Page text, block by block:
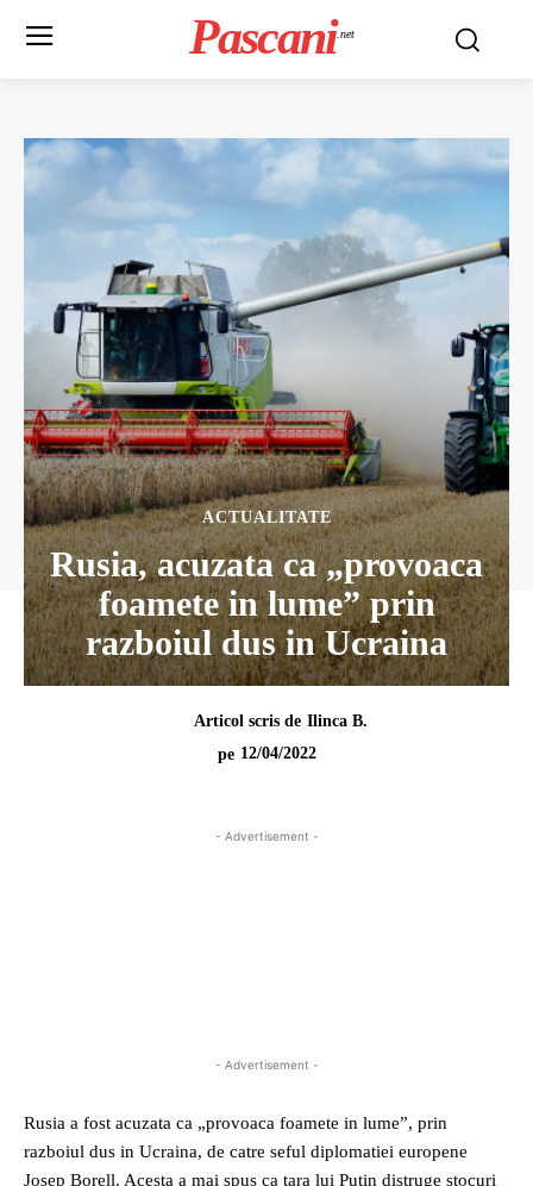
Pascani .net
ACTUALITATE
Rusia, acuzata ca „provoaca
foamete in lume” prin
razboiul dus in Ucraina
Articol scris de Ilinca B.
pe 12/04/2022
- Advertisement -
- Advertisement -
Rusia a fost acuzata ca „provoaca foamete in lume”, prin
razboiul dus in Ucraina, de catre seful diplomatiei europene
Josep Borell. Acesta a mai spus ca tara lui Putin distruge stocuri